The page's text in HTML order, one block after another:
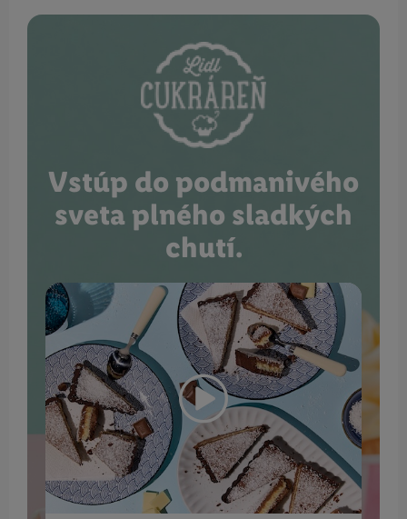
Vstúp do podmanivého
sveta plného sladkých
chutí.